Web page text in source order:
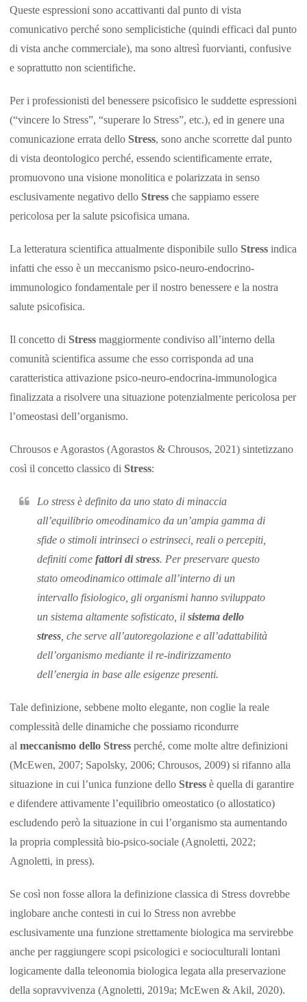
Queste espressioni sono accattivanti dal punto di vista
comunicativo perché sono semplicistiche (quindi efficaci dal punto
di vista anche commerciale), ma sono altresì fuorvianti, confusive
e soprattutto non scientifiche.
Per i professionisti del benessere psicofisico le suddette espressioni
(“vincere lo Stress”, “superare lo Stress”, etc.), ed in genere una
comunicazione errata dello Stress, sono anche scorrette dal punto
di vista deontologico perché, essendo scientificamente errate,
promuovono una visione monolitica e polarizzata in senso
esclusivamente negativo dello Stress che sappiamo essere
pericolosa per la salute psicofisica umana.
La letteratura scientifica attualmente disponibile sullo Stress indica
infatti che esso è un meccanismo psico-neuro-endocrino-
immunologico fondamentale per il nostro benessere e la nostra
salute psicofisica.
Il concetto di Stress maggiormente condiviso all’interno della
comunità scientifica assume che esso corrisponda ad una
caratteristica attivazione psico-neuro-endocrina-immunologica
finalizzata a risolvere una situazione potenzialmente pericolosa per
l’omeostasi dell’organismo.
Chrousos e Agorastos (Agorastos & Chrousos, 2021) sintetizzano
così il concetto classico di Stress:
Lo stress è definito da uno stato di minaccia
all’equilibrio omeodinamico da un’ampia gamma di
sfide o stimoli intrinseci o estrinseci, reali o percepiti,
definiti comefattori di stress. Per preservare questo
stato omeodinamico ottimale all’interno di un
intervallo fisiologico, gli organismi hanno sviluppato
un sistema altamente sofisticato, ilsistema dello
stress , che serve all’autoregolazione e all’adattabilità
dell’organismo mediante il re-indirizzamento
dell’energia in base alle esigenze presenti.
Tale definizione, sebbene molto elegante, non coglie la reale
complessità delle dinamiche che possiamo ricondurre
almeccanismo dello Stress perché, come molte altre definizioni
(McEwen, 2007; Sapolsky, 2006; Chrousos, 2009) si rifanno alla
situazione in cui l’unica funzione dello Stress è quella di garantire
e difendere attivamente l’equilibrio omeostatico (o allostatico)
escludendo però la situazione in cui l’organismo sta aumentando
la propria complessità bio-psico-sociale (Agnoletti, 2022;
Agnoletti, in press).
Se così non fosse allora la definizione classica di Stress dovrebbe
inglobare anche contesti in cui lo Stress non avrebbe
esclusivamente una funzione strettamente biologica ma servirebbe
anche per raggiungere scopi psicologici e socioculturali lontani
logicamente dalla teleonomia biologica legata alla preservazione
della sopravvivenza (Agnoletti, 2019a; McEwen & Akil, 2020).